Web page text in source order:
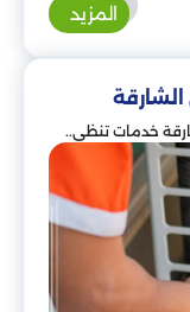
المزيد
خدمات تنظي..